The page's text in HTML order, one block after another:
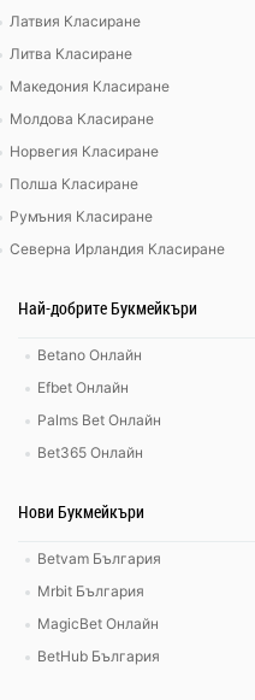
Латвия Класиране
Литва Класиране
Македония Класиране
Молдова Класиране
Норвегия Класиране
Полша Класиране
Румъния Класиране
Северна Ирландия Класиране
Най-добрите Букмейкъри
Betano Онлайн
Efbet Онлайн
Palms Bet Онлайн
Bet365 Онлайн
Нови Букмейкъри
Betvam България
Mrbit България
MagicBet Онлайн
BetHub България